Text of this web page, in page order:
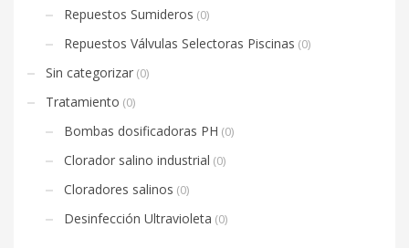
Repuestos Sumideros (0)
Repuestos Válvulas Selectoras Piscinas (0)
Sin categorizar (0)
Tratamiento (0)
Bombas dosificadoras PH (0)
Clorador salino industrial (0)
Cloradores salinos (0)
Desinfección Ultravioleta (0)